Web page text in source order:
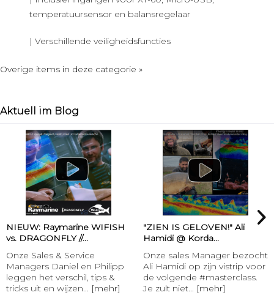
temperatuursensor en balansregelaar
| Verschillende veiligheidsfuncties
Overige items in deze categorie »
Aktuell im Blog
NIEUW: Raymarine WIFISH
vs. DRAGONFLY //...
Onze Sales & Service
Managers Daniel en Philipp
leggen het verschil, tips &
tricks uit en wijzen... [mehr]
"ZIEN IS GELOVEN!" Ali
Hamidi @ Korda...
Onze sales Manager bezocht
Ali Hamidi op zijn vistrip voor
de volgende #masterclass.
Je zult niet... [mehr]